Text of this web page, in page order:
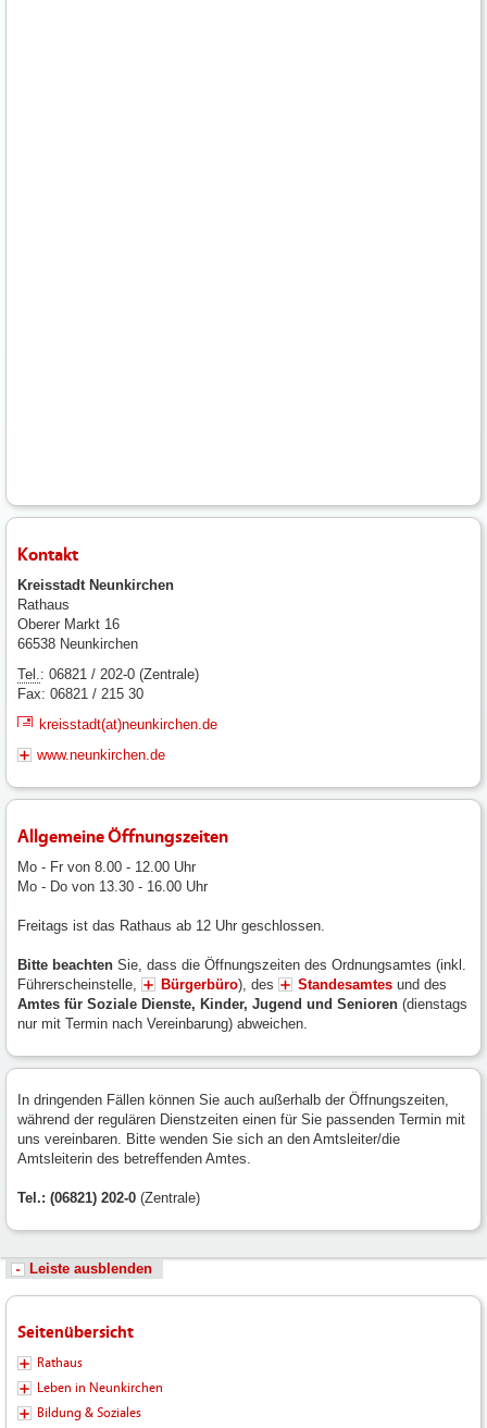
Kontakt
Kreisstadt Neunkirchen
Rathaus
Oberer Markt 16
66538 Neunkirchen
Tel. : 06821 / 202-0 (Zentrale)
Fax: 06821 / 215 30
kreisstadt(at)neunkirchen.de
www.neunkirchen.de
Allgemeine Öffnungszeiten
Mo - Fr von 8.00 - 12.00 Uhr
Mo - Do von 13.30 - 16.00 Uhr
Freitags ist das Rathaus ab 12 Uhr geschlossen.
Bitte beachten Sie, dass die Öffnungszeiten des Ordnungsamtes (inkl.
Führerscheinstelle,
Bürgerbüro), des Standesamtes und des
Amtes für Soziale Dienste, Kinder, Jugend und Senioren (dienstags
nur mit Termin nach Vereinbarung) abweichen.
In dringenden Fällen können Sie auch außerhalb der Öffnungszeiten,
während der regulären Dienstzeiten einen für Sie passenden Termin mit
uns vereinbaren. Bitte wenden Sie sich an den Amtsleiter/die
Amtsleiterin des betreffenden Amtes.
Tel.: (06821) 202-0 (Zentrale)
Leiste ausblenden
Seitenübersicht
Rathaus
Leben in Neunkirchen
Bildung & Soziales